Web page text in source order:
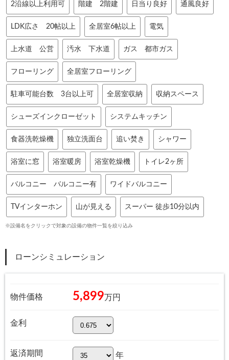
2沿線以上利用可 階建 2階建 日当り良好 通風良好
LDK広さ 20帖以上 全居室6帖以上 電気
上水道 公営 汚水 下水道 ガス 都市ガス
フローリング 全居室フローリング
駐車可能台数 3台以上可 全居室収納 収納スペース
シューズインクローゼット システムキッチン
食器洗乾燥機 独立洗面台 追い焚き シャワー
浴室に窓 浴室暖房 浴室乾燥機 トイレ2ヶ所
バルコニー バルコニー有 ワイドバルコニー
TVインターホン 山が見える スーパー 徒歩10分以内
※設備名をクリックで対象の設備の物件一覧を絞り込み
ローンシミュレーション
物件価格 5,899万円
金利
返済期間
年